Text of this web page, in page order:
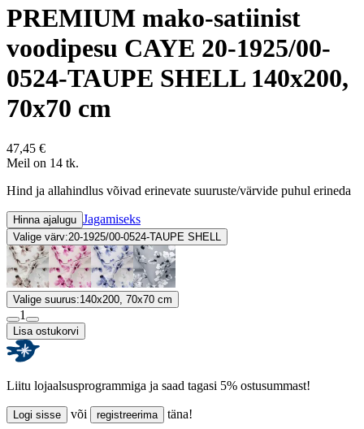
PREMIUM mako-satiinist
voodipesu CAYE 20-1925/00-
0524-TAUPE SHELL 140x200,
70x70 cm
47,45 €
Meil on 14 tk.
Hind ja allahindlus võivad erinevate suuruste/värvide puhul erineda
Hinna ajalugu Jagamiseks
Valige värv:20-1925/00-0524-TAUPE SHELL
Valige suurus:140x200, 70x70 cm
1
Lisa ostukorvi
Liitu lojaalsusprogrammiga ja saad tagasi 5% ostusummast!
Logi sisse või registreerima täna!